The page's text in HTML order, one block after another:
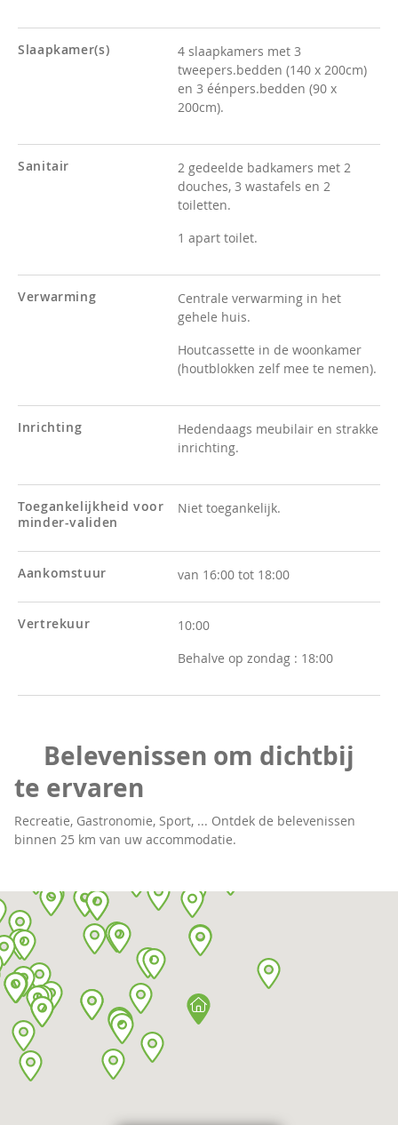
Slaapkamer(s)
4 slaapkamers met 3
tweepers.bedden (140 x 200cm)
en 3 éénpers.bedden (90 x
200cm).
Sanitair
2 gedeelde badkamers met 2
douches, 3 wastafels en 2
toiletten.
1 apart toilet.
Verwarming
Centrale verwarming in het
gehele huis.
Houtcassette in de woonkamer
(houtblokken zelf mee te nemen).
Inrichting
Hedendaags meubilair en strakke
inrichting.
Toegankelijkheid voor
minder-validen
Niet toegankelijk.
Aankomstuur van 16:00 tot 18:00
Vertrekuur
10:00
Behalve op zondag : 18:00
Belevenissen om dichtbij
te ervaren
Recreatie, Gastronomie, Sport, ... Ontdek de belevenissen
binnen 25 km van uw accommodatie.